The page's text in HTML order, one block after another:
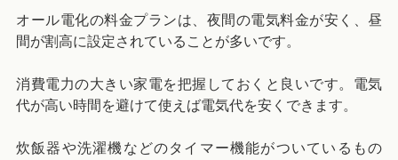
オール電化の料金プランは、夜間の電気料金が安く、昼
間が割高に設定されていることが多いです。
消費電力の大きい家電を把握しておくと良いです。電気
代が高い時間を避けて使えば電気代を安くできます。
炊飯器や洗濯機などのタイマー機能がついているもの